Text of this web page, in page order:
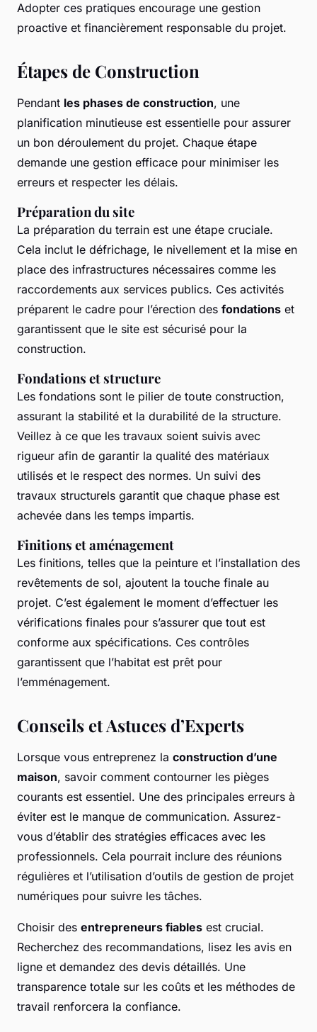
Adopter ces pratiques encourage une gestion
proactive et financièrement responsable du projet.
Étapes de Construction
Pendant les phases de construction, une
planification minutieuse est essentielle pour assurer
un bon déroulement du projet. Chaque étape
demande une gestion efficace pour minimiser les
erreurs et respecter les délais.
Préparation du site
La préparation du terrain est une étape cruciale.
Cela inclut le défrichage, le nivellement et la mise en
place des infrastructures nécessaires comme les
raccordements aux services publics. Ces activités
préparent le cadre pour l’érection des fondations et
garantissent que le site est sécurisé pour la
construction.
Fondations et structure
Les fondations sont le pilier de toute construction,
assurant la stabilité et la durabilité de la structure.
Veillez à ce que les travaux soient suivis avec
rigueur afin de garantir la qualité des matériaux
utilisés et le respect des normes. Un suivi des
travaux structurels garantit que chaque phase est
achevée dans les temps impartis.
Finitions et aménagement
Les finitions, telles que la peinture et l’installation des
revêtements de sol, ajoutent la touche finale au
projet. C’est également le moment d’effectuer les
vérifications finales pour s’assurer que tout est
conforme aux spécifications. Ces contrôles
garantissent que l’habitat est prêt pour
l’emménagement.
Conseils et Astuces d’Experts
Lorsque vous entreprenez la construction d’une
maison, savoir comment contourner les pièges
courants est essentiel. Une des principales erreurs à
éviter est le manque de communication. Assurez-
vous d’établir des stratégies efficaces avec les
professionnels. Cela pourrait inclure des réunions
régulières et l’utilisation d’outils de gestion de projet
numériques pour suivre les tâches.
Choisir des entrepreneurs fiables est crucial.
Recherchez des recommandations, lisez les avis en
ligne et demandez des devis détaillés. Une
transparence totale sur les coûts et les méthodes de
travail renforcera la confiance.